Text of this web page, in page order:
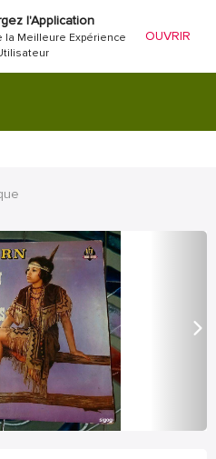
l'Application
la Meilleure Expérience
OUVRIR